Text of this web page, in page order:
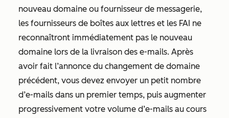
nouveau domaine ou fournisseur de messagerie,
les fournisseurs de boîtes aux lettres et les FAI ne
reconnaîtront immédiatement pas le nouveau
domaine lors de la livraison des e-mails. Après
avoir fait l’annonce du changement de domaine
précédent, vous devez envoyer un petit nombre
d’e-mails dans un premier temps, puis augmenter
progressivement votre volume d’e-mails au cours